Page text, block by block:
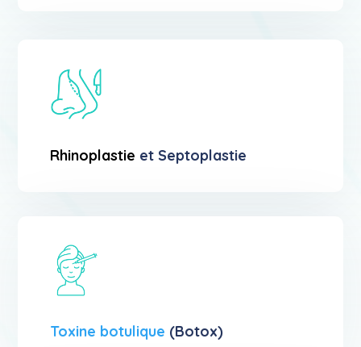
Rhinoplastie et Septoplastie
Toxine botulique (Botox)